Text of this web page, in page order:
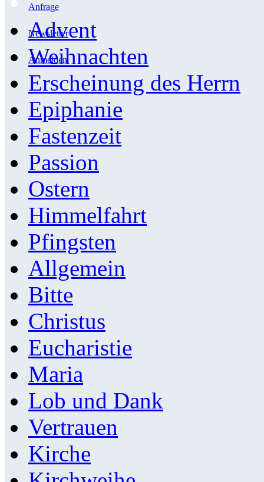
Anfrage
Newsletter
Anmelden
Advent
Weihnachten
Erscheinung des Herrn
Epiphanie
Fastenzeit
Passion
Ostern
Himmelfahrt
Pfingsten
Allgemein
Bitte
Christus
Eucharistie
Maria
Lob und Dank
Vertrauen
Kirche